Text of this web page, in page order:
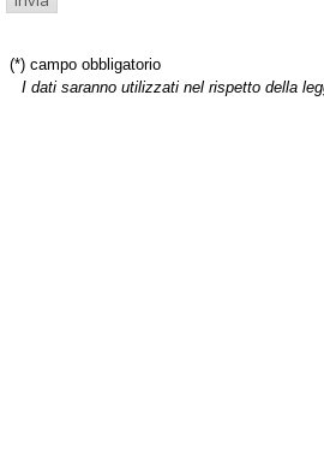
(*) campo obbligatorio
I dati saranno utilizzati nel rispetto della